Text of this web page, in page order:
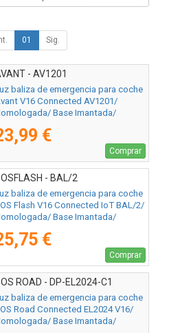
01 Sig.
- AV1201
baliza de emergencia para coche
V16 Connected AV1201/
Base Imantada/
€
Comprar
- BAL/2
baliza de emergencia para coche
Flash V16 Connected IoT BAL/2/
Base Imantada/
€
Comprar
ROAD - DP-EL2024-C1
baliza de emergencia para coche
Road Connected EL2024 V16/
Base Imantada/